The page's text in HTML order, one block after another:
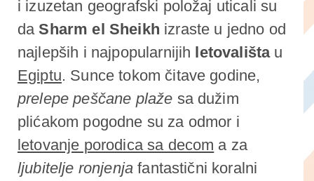
i izuzetan geografski položaj uticali su
daSharm el Sheikh izraste u jedno od
najlepših i najpopularnijih letovalištau
Egiptu. Sunce tokom čitave godine,
prelepe peščane plaže sa dužim
plićakom pogodne su za odmor i
letovanje porodica sa decom a za
ljubitelje ronjenja fantastični koralni